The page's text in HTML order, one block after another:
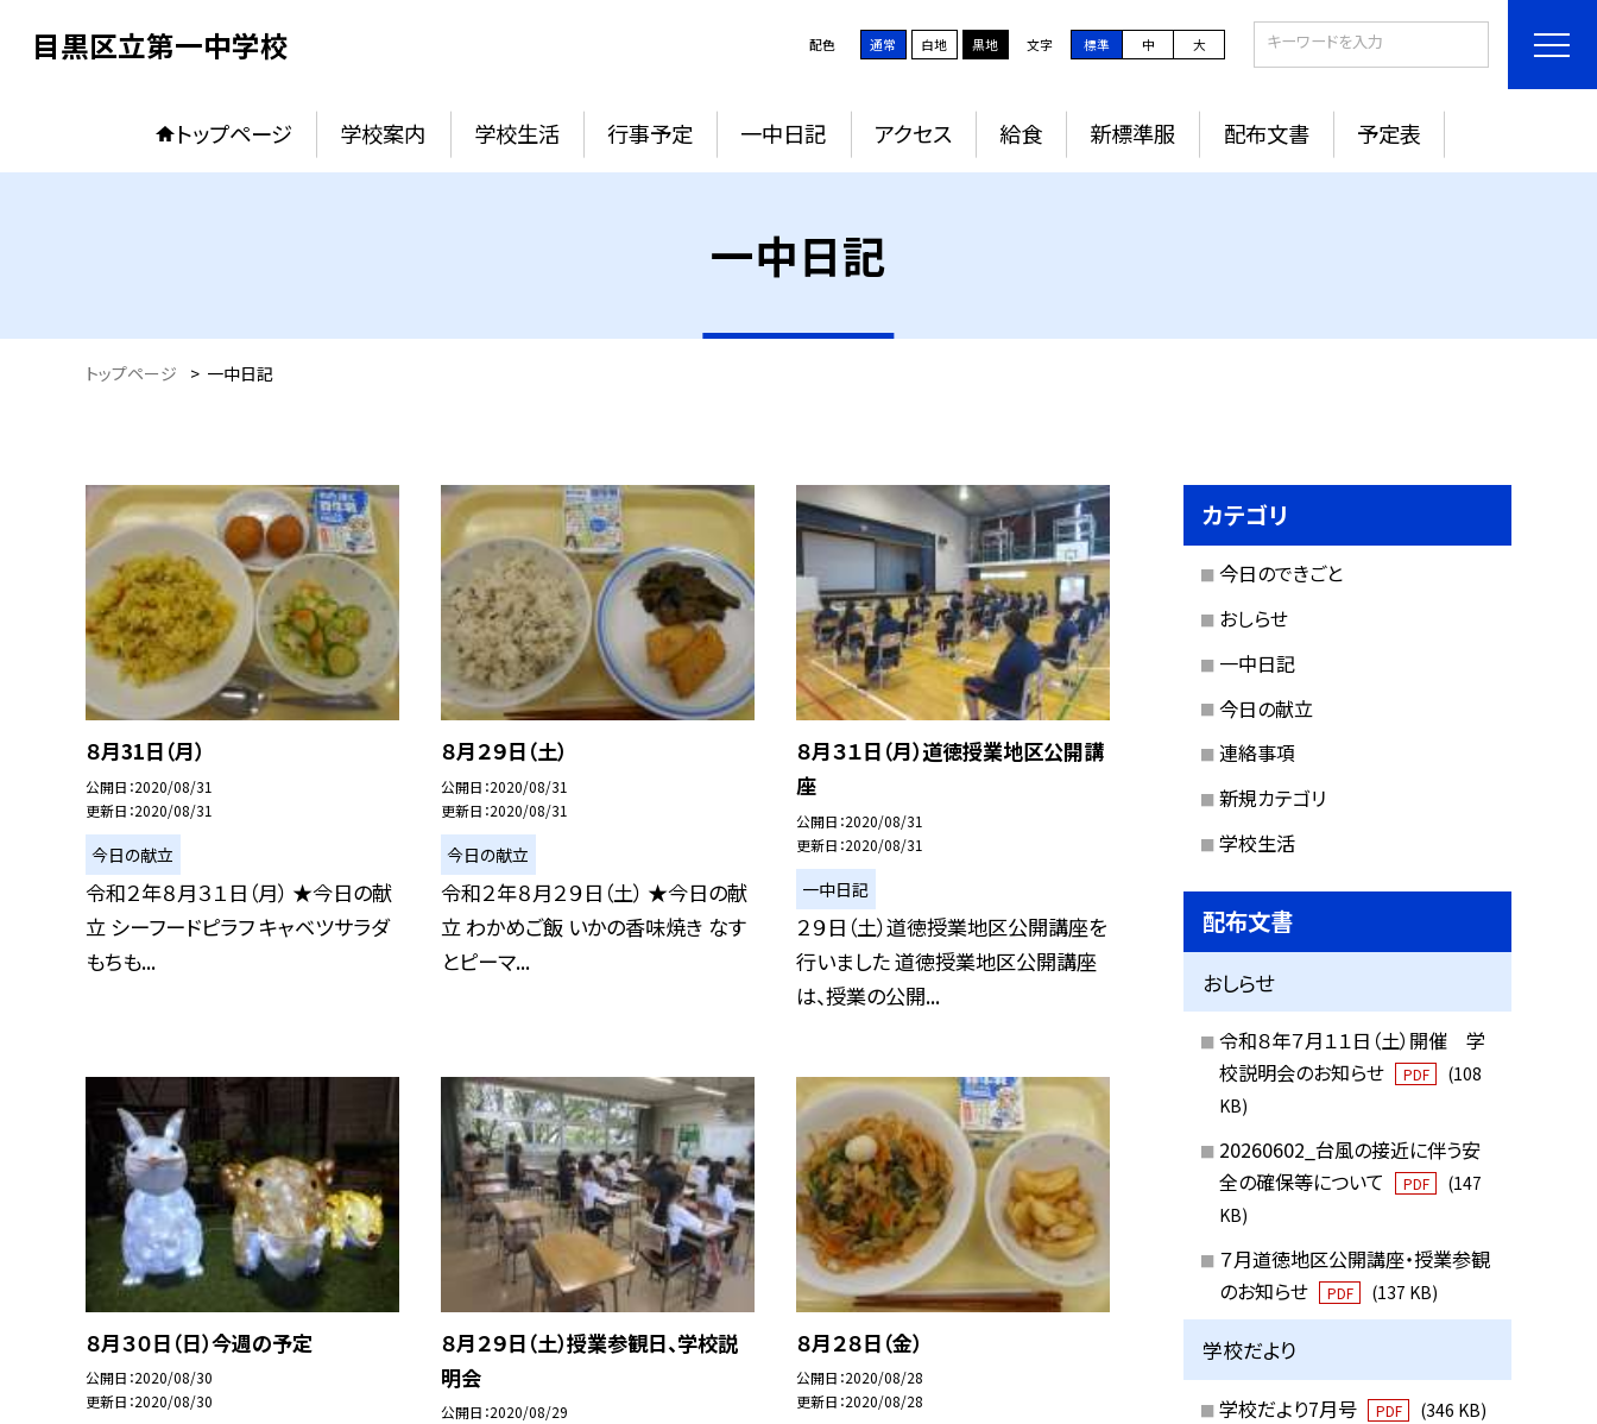
目黒区立第一中学校 配色 通常 白地 黒地 文字 標準 中 大
トップページ 学校案内 学校生活 行事予定 一中日記 アクセス 給食 新標準服 配布文書 予定表
一中日記
トップページ > 一中日記
８月31日（月）
公開日 2020/08/31
更新日 2020/08/31
今日の献立
令和２年８月３１日（月） ★今日の献
立 シーフードピラフ キャベツサラダ
もちも...
８月２９日（土）
公開日 2020/08/31
更新日 2020/08/31
今日の献立
令和２年８月２９日（土） ★今日の献
立 わかめご飯 いかの香味焼き なす
とピーマ...
８月３１日（月）道徳授業地区公開講
座
公開日 2020/08/31
更新日 2020/08/31
一中日記
２９日（土）道徳授業地区公開講座を
行いました 道徳授業地区公開講座
は、授業の公開...
８月３０日（日）今週の予定
公開日 2020/08/30
更新日 2020/08/30
８月２９日（土）授業参観日、学校説
明会
公開日 2020/08/29
８月２８日（金）
公開日 2020/08/28
更新日 2020/08/28
カテゴリ
今日のできごと
おしらせ
一中日記
今日の献立
連絡事項
新規カテゴリ
学校生活
配布文書
おしらせ
令和８年７月１１日（土）開催 学
校説明会のお知らせ
PDF
(108
KB)
20260602_台風の接近に伴う安
全の確保等について
PDF
(147
KB)
７月道徳地区公開講座・授業参観
のお知らせ
PDF (137 KB)
学校だより
学校だより7月号 PDF (346 KB)